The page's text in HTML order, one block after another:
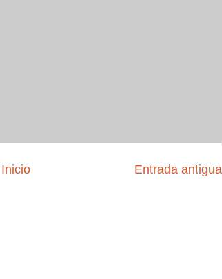
Entrada antigua
Inicio